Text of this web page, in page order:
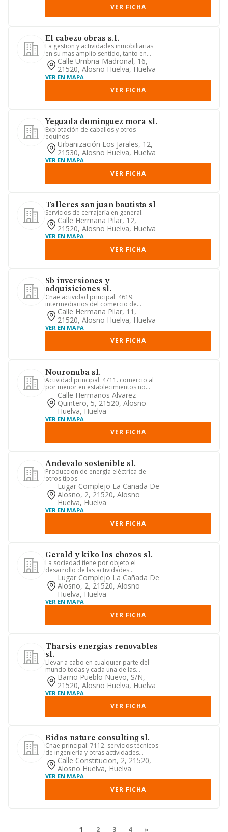
VER FICHA
El cabezo obras s.l.
La gestion y actividades inmobiliarias
en su mas amplio sentido, tanto en
edificios propios como aj...
Calle Umbria-Madroñal, 16,
21520, Alosno Huelva, Huelva
VER EN MAPA
VER FICHA
Yeguada dominguez mora sl.
Explotación de caballos y otros
equinos
Urbanización Los Jarales, 12,
21530, Alosno Huelva, Huelva
VER EN MAPA
VER FICHA
Talleres san juan bautista sl
Servicios de cerrajería en general.
Calle Hermana Pilar, 12,
21520, Alosno Huelva, Huelva
VER EN MAPA
VER FICHA
Sb inversiones y
adquisiciones sl.
Cnae actividad principal: 4619:
intermediarios del comercio de
productos diversos. otras actividade...
Calle Hermana Pilar, 11,
21520, Alosno Huelva, Huelva
VER EN MAPA
VER FICHA
Nouronuba sl.
Actividad principal: 4711. comercio al
por menor en establecimientos no
especializados, con predomi...
Calle Hermanos Alvarez
Quintero, 5, 21520, Alosno
Huelva, Huelva
VER EN MAPA
VER FICHA
Andevalo sostenible sl.
Produccion de energía eléctrica de
otros tipos
Lugar Complejo La Cañada De
Alosno, 2, 21520, Alosno
Huelva, Huelva
VER EN MAPA
VER FICHA
Gerald y kiko los chozos sl.
La sociedad tiene por objeto el
desarrollo de las actividades
correspondientes a los siguientes
cód...
Lugar Complejo La Cañada De
Alosno, 2, 21520, Alosno
Huelva, Huelva
VER EN MAPA
VER FICHA
Tharsis energias renovables
sl.
Llevar a cabo en cualquier parte del
mundo todas y cada una de las
siguientes actividades mercantil...
Barrio Pueblo Nuevo, S/n,
21520, Alosno Huelva, Huelva
VER EN MAPA
VER FICHA
Bidas nature consulting sl.
Cnae principal: 7112. servicios técnicos
de ingeniería y otras actividades
relacionadas con el ases...
Calle Constitucion, 2, 21520,
Alosno Huelva, Huelva
VER EN MAPA
VER FICHA
1 2 3 4 »